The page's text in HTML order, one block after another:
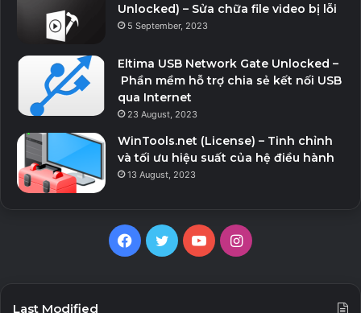
Unlocked) – Sửa chữa file video bị lỗi
5 September, 2023
Eltima USB Network Gate Unlocked –
Phần mềm hỗ trợ chia sẻ kết nối USB
qua Internet
23 August, 2023
WinTools.net (License) – Tinh chỉnh
và tối ưu hiệu suất của hệ điều hành
13 August, 2023
Facebook
TwitterYouTubeInstagram
Last Modified